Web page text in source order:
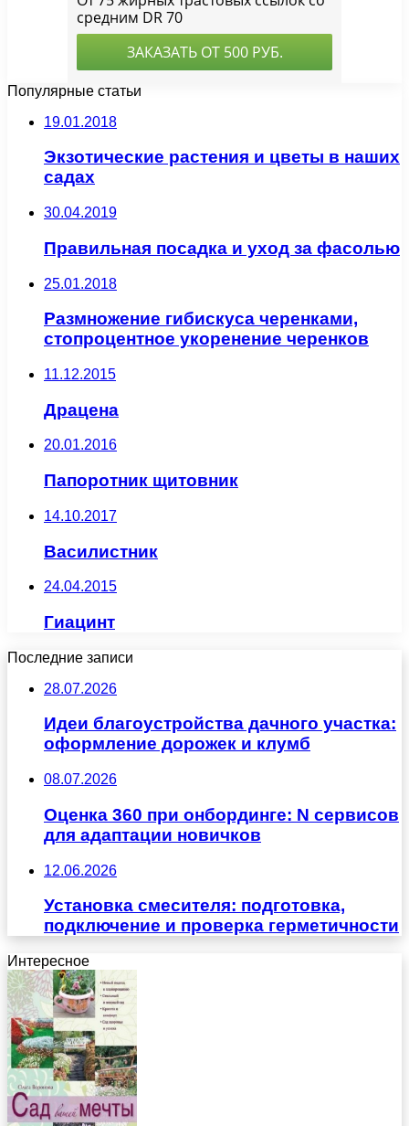
Популярные статьи
19.01.2018
Экзотические растения и цветы в наших
садах
30.04.2019
Правильная посадка и уход за фасолью
25.01.2018
Размножение гибискуса черенками,
стопроцентное укоренение черенков
11.12.2015
Драцена
20.01.2016
Папоротник щитовник
14.10.2017
Василистник
24.04.2015
Гиацинт
Последние записи
28.07.2026
Идеи благоустройства дачного участка:
оформление дорожек и клумб
08.07.2026
Оценка 360 при онбординге: N сервисов
для адаптации новичков
12.06.2026
Установка смесителя: подготовка,
подключение и проверка герметичности
Интересное